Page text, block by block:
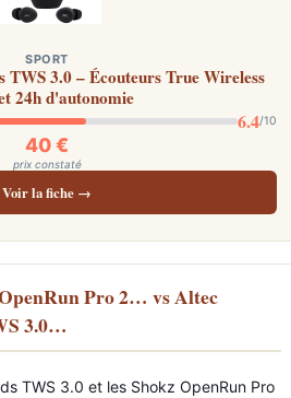
SPORT
TWS 3.0 – Écouteurs True Wireless
24h d'autonomie
6.4/10
40 €
prix constaté
Voir la fiche →
Pro 2… vs Altec
3.0…
TWS 3.0 et les Shokz OpenRun Pro